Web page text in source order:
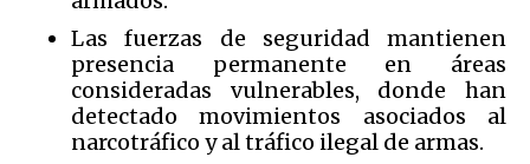
Las fuerzas de seguridad mantienen
presencia permanente en áreas
consideradas vulnerables, donde han
detectado movimientos asociados al
narcotráfico y al tráfico ilegal de armas.